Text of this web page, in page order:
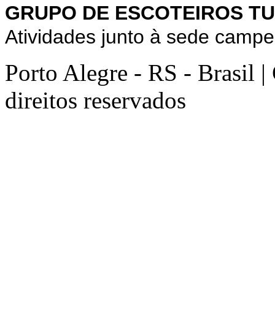
GRUPO DE ESCOTEIROS
Atividades junto à sede
Porto Alegre - RS - Brasil
direitos reservados